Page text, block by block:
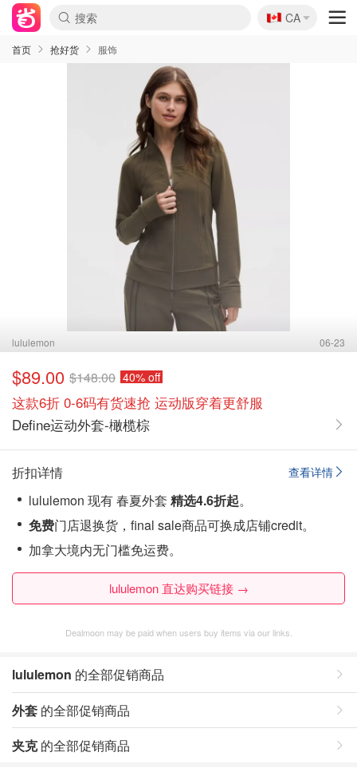
🇨🇦
CA
首页 抢好货 服饰
lululemon 06-23
$89.00 $148.00 40% off
这款6折 0-6码有货速抢 运动版穿着更舒服
Define运动外套-橄榄棕
查看详情
折扣详情
lululemon 现有 春夏外套 精选4.6折起。
免费门店退换货，final sale商品可换成店铺credit。
加拿大境内无门槛免运费。
lululemon 直达购买链接 →
Dealmoon may be paid when users buy items via our links.
lululemon 的全部促销商品
外套 的全部促销商品
夹克的全部促销商品